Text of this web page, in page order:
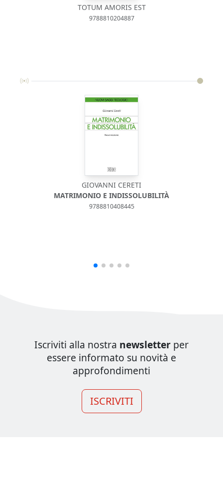
TOTUM AMORIS EST
9788810204887
GIOVANNI CERETI
MATRIMONIO E INDISSOLUBILITÀ
9788810408445
Iscriviti alla nostra newsletter per
essere informato su novità e
approfondimenti
ISCRIVITI